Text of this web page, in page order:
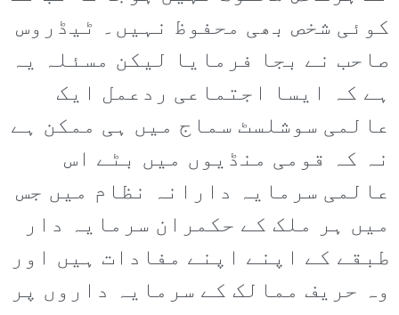
کوئی شخص بھی محفوظ نہیں۔ ٹیڈروس
صاحب نے بجا فرمایا لیکن مسئلہ یہ
ہے کہ ایسا اجتماعی ردعمل ایک
عالمی سوشلسٹ سماج میں ہی ممکن ہے
نہ کہ قومی منڈیوں میں بٹے اس
عالمی سرمایہ دارانہ نظام میں جس
میں ہر ملک کے حکمران سرمایہ دار
طبقے کے اپنے اپنے مفادات ہیں اور
وہ حریف ممالک کے سرمایہ داروں پر